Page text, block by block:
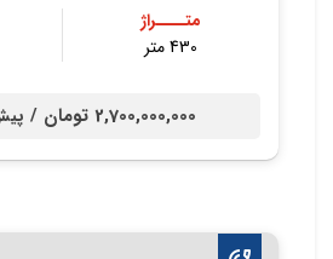
متــــراژ
430 متر
2,700,000,000 تومان /